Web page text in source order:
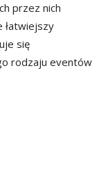
przez nich
łatwiejszy
się
rodzaju eventów